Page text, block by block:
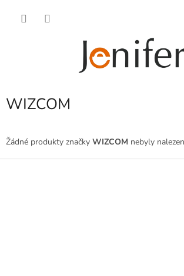
WIZCOM
Žádné produkty značky WIZCOM nebyly
Z